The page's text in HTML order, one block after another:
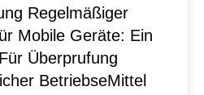
Regelmäßiger
Mobile Geräte: Ein
Überprufung
BetriebseMittel